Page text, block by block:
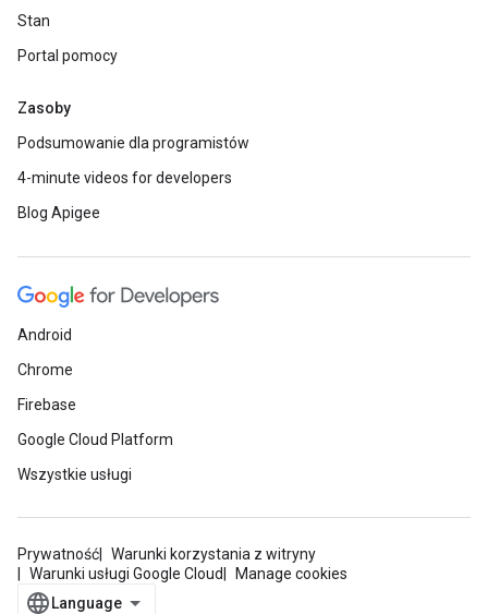
Stan
Portal pomocy
Zasoby
Podsumowanie dla programistów
4-minute videos for developers
Blog Apigee
Android
Chrome
Firebase
Google Cloud Platform
Wszystkie usługi
Prywatność
Warunki korzystania z witryny
Warunki usługi Google Cloud
Manage cookies